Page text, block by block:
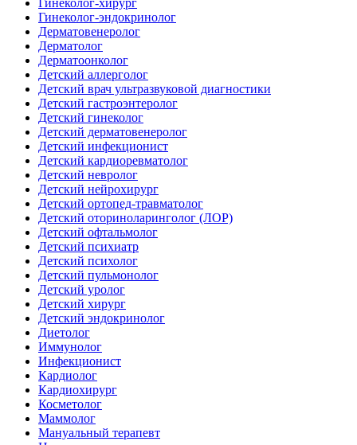
Гинеколог-эндокринолог
Дерматовенеролог
Дерматолог
Дерматоонколог
Детский аллерголог
Детский врач ультразвуковой диагностики
Детский гастроэнтеролог
Детский гинеколог
Детский дерматовенеролог
Детский инфекционист
Детский кардиоревматолог
Детский невролог
Детский нейрохирург
Детский ортопед-травматолог
Детский оториноларинголог (ЛОР)
Детский офтальмолог
Детский психиатр
Детский психолог
Детский пульмонолог
Детский уролог
Детский хирург
Детский эндокринолог
Диетолог
Иммунолог
Инфекционист
Кардиолог
Кардиохирург
Косметолог
Маммолог
Мануальный терапевт